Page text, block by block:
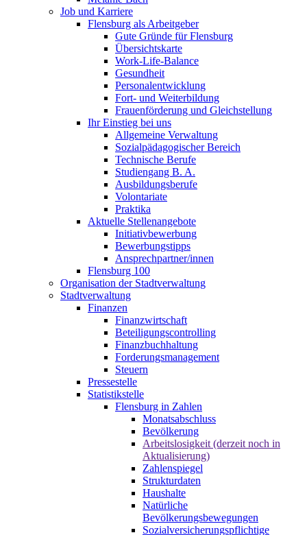
Job und Karriere
Flensburg als Arbeitgeber
Gute Gründe für Flensburg
Übersichtskarte
Work-Life-Balance
Gesundheit
Personalentwicklung
Fort- und Weiterbildung
Frauenförderung und Gleichstellung
Ihr Einstieg bei uns
Allgemeine Verwaltung
Sozialpädagogischer Bereich
Technische Berufe
Studiengang B. A.
Ausbildungsberufe
Volontariate
Praktika
Aktuelle Stellenangebote
Initiativbewerbung
Bewerbungstipps
Ansprechpartner/innen
Flensburg 100
Organisation der Stadtverwaltung
Stadtverwaltung
Finanzen
Finanzwirtschaft
Beteiligungscontrolling
Finanzbuchhaltung
Forderungsmanagement
Steuern
Pressestelle
Statistikstelle
Flensburg in Zahlen
Monatsabschluss
Bevölkerung
Arbeitslosigkeit (derzeit noch in
Aktualisierung)
Zahlenspiegel
Strukturdaten
Haushalte
Natürliche
Bevölkerungsbewegungen
Sozialversicherungspflichtige